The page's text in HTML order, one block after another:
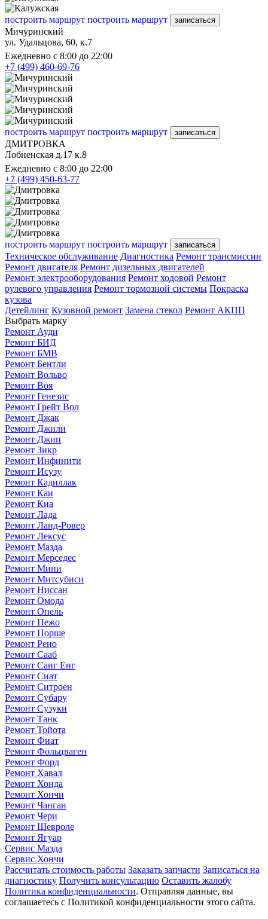
построить маршрут построить маршрут записаться
Мичуринский
ул. Удальцова, 60, к.7
Ежедневно с 8:00 до 22:00
+7 (499) 460-69-76
построить маршрут построить маршрут записаться
ДМИТРОВКА
Лобненская д.17 к.8
Ежедневно с 8:00 до 22:00
+7 (499) 450-63-77
построить маршрут построить маршрут записаться
Техническое обслуживание Диагностика Ремонт трансмиссии
Ремонт двигателя Ремонт дизельных двигателей
Ремонт электрооборудования Ремонт ходовой Ремонт
рулевого управления Ремонт тормозной системы Покраска
кузова
Детейлинг Кузовной ремонт Замена стекол Ремонт АКПП
Выбрать марку
Ремонт Ауди
Ремонт БИД
Ремонт БМВ
Ремонт Бентли
Ремонт Вольво
Ремонт Воя
Ремонт Генезис
Ремонт Грейт Вол
Ремонт Джак
Ремонт Джили
Ремонт Джип
Ремонт Зикр
Ремонт Инфинити
Ремонт Исузу
Ремонт Кадиллак
Ремонт Каи
Ремонт Киа
Ремонт Лада
Ремонт Ланд-Ровер
Ремонт Лексус
Ремонт Мазда
Ремонт Мерседес
Ремонт Мини
Ремонт Митсубиси
Ремонт Ниссан
Ремонт Омода
Ремонт Опель
Ремонт Пежо
Ремонт Порше
Ремонт Рено
Ремонт Сааб
Ремонт Санг Енг
Ремонт Сиат
Ремонт Ситроен
Ремонт Субару
Ремонт Сузуки
Ремонт Танк
Ремонт Тойота
Ремонт Фиат
Ремонт Фольцваген
Ремонт Форд
Ремонт Хавал
Ремонт Хонда
Ремонт Хончи
Ремонт Чанган
Ремонт Чери
Ремонт Шевроле
Ремонт Ягуар
Сервис Мазда
Сервис Хончи
Рассчитать стоимость работы Заказать запчасти Записаться на
диагностику Получить консультацию Оставить жалобу
Политика конфиденциальности. Отправляя данные, вы
соглашаетесь с Политикой конфиденциальности этого сайта.